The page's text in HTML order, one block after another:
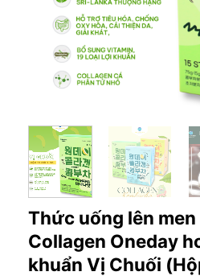
Thức uống lên
Collagen Oneday
khuẩn Vị Chuối